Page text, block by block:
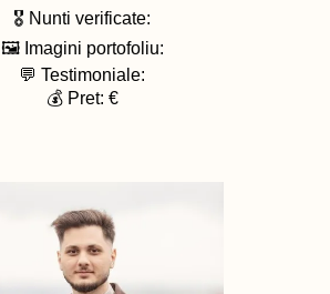
🎖️ Nunti verificate:
🖼️ Imagini portofoliu:
💬 Testimoniale:
💰 Pret: €